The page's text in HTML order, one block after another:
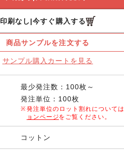
印刷なし 今すぐ購入する
商品サンプルを注文する
サンプル購入カートを見る
最少発注数：100枚～
発注単位：100枚
発注単位のロット割れについては
ョンページをご覧ください。
コットン